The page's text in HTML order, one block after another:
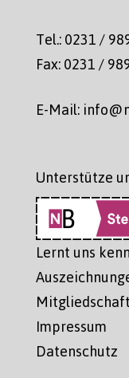
Tel.: 0231 /
Fax: 0231 /
E-Mail:
Unterstütze
Lernt uns
Mitgliedschaft
Impressum
Datenschutz